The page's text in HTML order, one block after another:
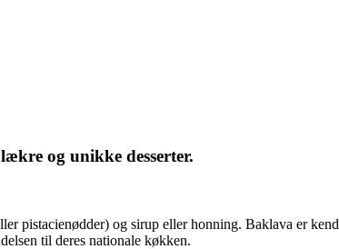
og unikke desserter.
pistacienødder) og sirup eller honning. Baklava er
til deres nationale køkken.